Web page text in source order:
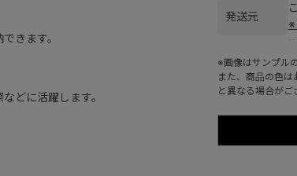
きます。
どに活躍します。
発送元
※画像はサンプル
また、商品の色
と異なる場合がご